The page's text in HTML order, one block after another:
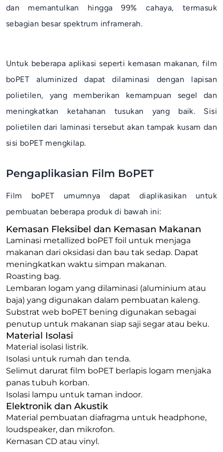
dan memantulkan hingga 99% cahaya, termasuk
sebagian besar spektrum inframerah.
Untuk beberapa aplikasi seperti kemasan makanan, film
boPETaluminizeddapat dilaminasi dengan lapisan
polietilen, yang memberikan kemampuan segel dan
meningkatkan ketahanan tusukan yang baik. Sisi
polietilen dari laminasi tersebut akan tampak kusam dan
sisi boPET mengkilap.
Pengaplikasian Film BoPET
Film boPET umumnya dapat diaplikasikan untuk
pembuatan beberapa produk di bawah ini:
Kemasan Fleksibel dan Kemasan Makanan
Laminasi metallized boPET foil untuk menjaga
makanan dari oksidasi dan bau tak sedap. Dapat
meningkatkan waktu simpan makanan.
Roasting bag.
Lembaran logam yang dilaminasi (aluminium atau
baja) yang digunakan dalam pembuatan kaleng.
Substrat web boPET bening digunakan sebagai
penutup untuk makanan siap saji segar atau beku.
Material Isolasi
Material isolasi listrik.
Isolasi untuk rumah dan tenda.
Selimut darurat film boPET berlapis logam menjaka
panas tubuh korban.
Isolasi lampu untuk taman indoor.
Elektronik dan Akustik
Material pembuatan diafragma untuk headphone,
loudspeaker, dan mikrofon.
Kemasan CD atau vinyl .